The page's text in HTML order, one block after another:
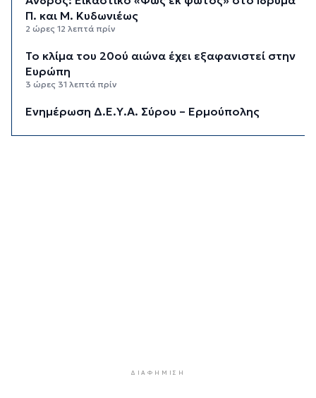
Π. και Μ. Κυδωνιέως
2 ώρες 12 λεπτά πρίν
Το κλίμα του 20ού αιώνα έχει εξαφανιστεί στην
Ευρώπη
3 ώρες 31 λεπτά πρίν
Ενημέρωση Δ.Ε.Υ.Α. Σύρου – Ερμούπολης
ΔΙΑΦΉΜΙΣΗ